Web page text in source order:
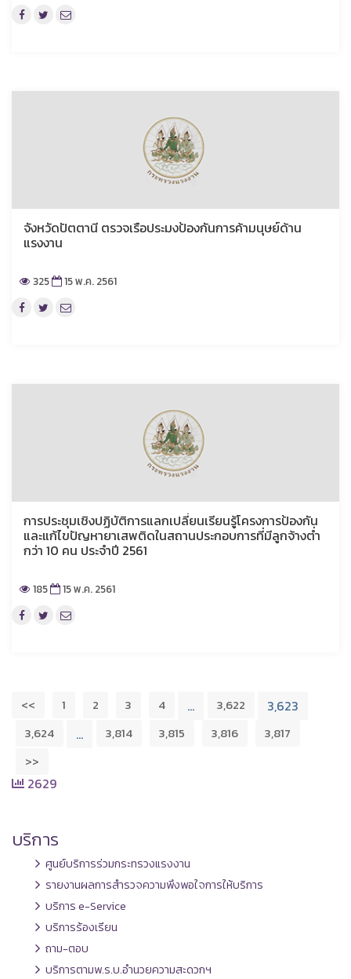
จังหวัดปัตตานี ตรวจเรือประมงป้องกันการค้ามนุษย์ด้าน
แรงงาน
325 15 พ.ค. 2561
การประชุมเชิงปฏิบัติการแลกเปลี่ยนเรียนรู้โครงการป้องกัน
และแก้ไขปัญหายาเสพติดในสถานประกอบการที่มีลูกจ้างต่ำ
กว่า 10 คน ประจำปี 2561
185 15 พ.ค. 2561
<< 1 2 3 4 … 3,622 3,623
3,624 … 3,814 3,815 3,816
3,817
>>
2629
บริการ
ศูนย์บริการร่วมกระทรวงแรงงาน
รายงานผลการสำรวจความพึงพอใจการให้บริการ
บริการ e-Service
บริการร้องเรียน
ถาม-ตอบ
บริการตามพ.ร.บ.อำนวยความสะดวกฯ